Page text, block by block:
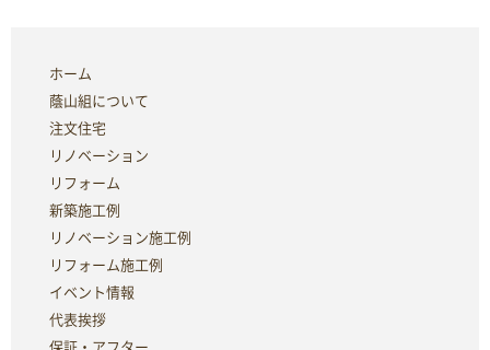
ホーム
蔭山組について
注文住宅
リノベーション
リフォーム
新築施工例
リノベーション施工例
リフォーム施工例
イベント情報
代表挨拶